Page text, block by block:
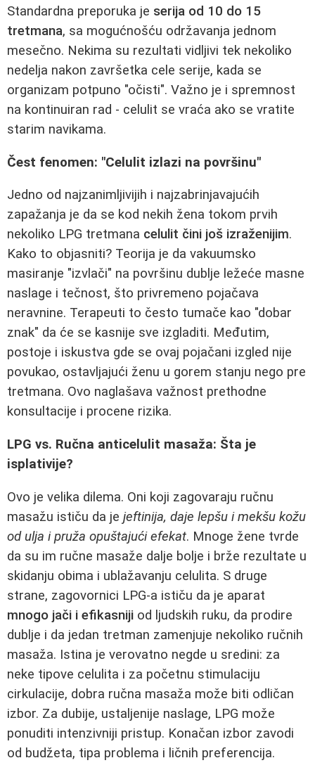
Standardna preporuka je serija od 10 do 15
tretmana, sa mogućnošću održavanja jednom
mesečno. Nekima su rezultati vidljivi tek nekoliko
nedelja nakon završetka cele serije, kada se
organizam potpuno "očisti". Važno je i spremnost
na kontinuiran rad - celulit se vraća ako se vratite
starim navikama.
Čest fenomen: "Celulit izlazi na površinu"
Jedno od najzanimljivijih i najzabrinjavajućih
zapažanja je da se kod nekih žena tokom prvih
nekoliko LPG tretmana celulit čini još izraženijim.
Kako to objasniti? Teorija je da vakuumsko
masiranje "izvlači" na površinu dublje ležeće masne
naslage i tečnost, što privremeno pojačava
neravnine. Terapeuti to često tumače kao "dobar
znak" da će se kasnije sve izgladiti. Međutim,
postoje i iskustva gde se ovaj pojačani izgled nije
povukao, ostavljajući ženu u gorem stanju nego pre
tretmana. Ovo naglašava važnost prethodne
konsultacije i procene rizika.
LPG vs. Ručna anticelulit masaža: Šta je
isplativije?
Ovo je velika dilema. Oni koji zagovaraju ručnu
masažu ističu da je jeftinija, daje lepšu i mekšu kožu
od ulja i pruža opuštajući efekat. Mnoge žene tvrde
da su im ručne masaže dalje bolje i brže rezultate u
skidanju obima i ublažavanju celulita. S druge
strane, zagovornici LPG-a ističu da je aparat
mnogo jači i efikasniji od ljudskih ruku, da prodire
dublje i da jedan tretman zamenjuje nekoliko ručnih
masaža. Istina je verovatno negde u sredini: za
neke tipove celulita i za početnu stimulaciju
cirkulacije, dobra ručna masaža može biti odličan
izbor. Za dubije, ustaljenije naslage, LPG može
ponuditi intenzivniji pristup. Konačan izbor zavodi
od budžeta, tipa problema i ličnih preferencija.